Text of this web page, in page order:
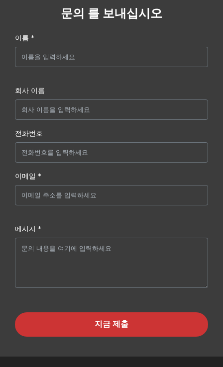
문의 를 보내십시오
이름 *
회사 이름
전화번호
이메일 *
메시지 *
지금 제출